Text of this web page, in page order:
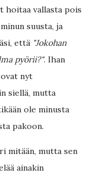
hoitaa vallasta pois
suusta, ja
että "Jokohan
pyörii?". Ihan
nyt
siellä, mutta
ole minusta
pakoon.
mitään, mutta sen
ainakin